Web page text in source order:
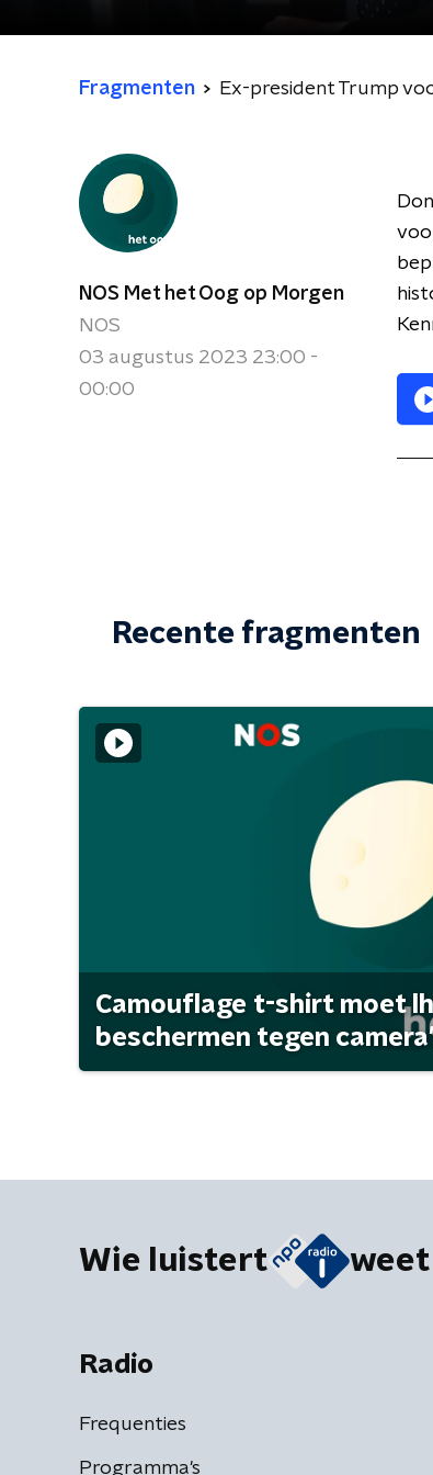
Fragmenten Ex-president Trump
NOS Met het Oog op Morgen
NOS
03 augustus 2023 23:00 -
00:00
Recente fragmenten
Camouflage t-shirt moet
beschermen tegen
Wie luistert
Radio
Frequenties
Programma's